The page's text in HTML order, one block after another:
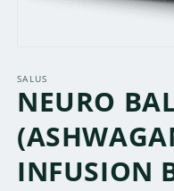
multimedia
1
en
ventana
modal
SALUS
NEURO
INFUSION